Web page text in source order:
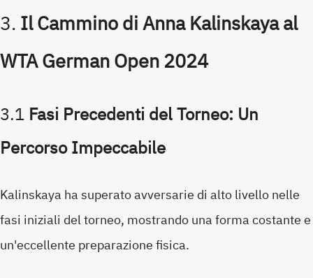
3.Il Cammino di Anna Kalinskaya al
WTA German Open 2024
3.1 Fasi Precedenti del Torneo: Un
Percorso Impeccabile
Kalinskaya ha superato avversarie di alto livello nelle
fasi iniziali del torneo, mostrando una forma costante e
un'eccellente preparazione fisica.